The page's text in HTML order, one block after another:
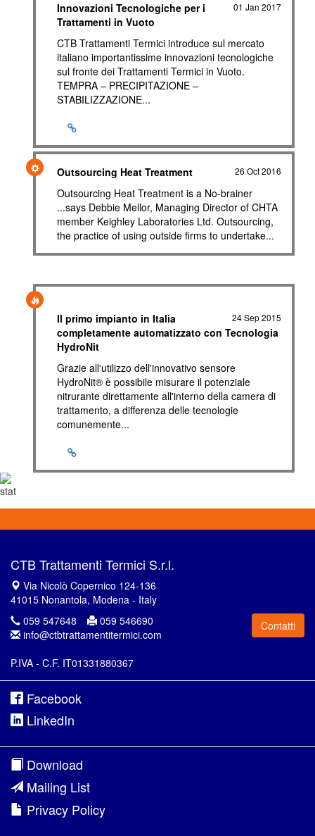
01 Jan 2017
Innovazioni Tecnologiche per i
Trattamenti in Vuoto
CTB Trattamenti Termici introduce sul mercato
italiano importantissime innovazioni tecnologiche
sul fronte dei Trattamenti Termici in Vuoto.
TEMPRA – PRECIPITAZIONE –
STABILIZZAZIONE...
26 Oct 2016
Outsourcing Heat Treatment
Outsourcing Heat Treatment is a No-brainer
...says Debbie Mellor, Managing Director of CHTA
member Keighley Laboratories Ltd. Outsourcing,
the practice of using outside firms to undertake...
24 Sep 2015
Il primo impianto in Italia
completamente automatizzato con Tecnologia
HydroNit
Grazie all'utilizzo dell'innovativo sensore
HydroNit® è possibile misurare il potenziale
nitrurante direttamente all'interno della camera di
trattamento, a differenza delle tecnologie
comunemente...
CTB Trattamenti Termici S.r.l.
Via Nicolò Copernico 124-136
41015 Nonantola, Modena - Italy
Contatti
059 547648
059 546690
info@ctbtrattamentitermici.com
P.IVA - C.F. IT01331880367
Facebook
LinkedIn
Download
Mailing List
Privacy Policy